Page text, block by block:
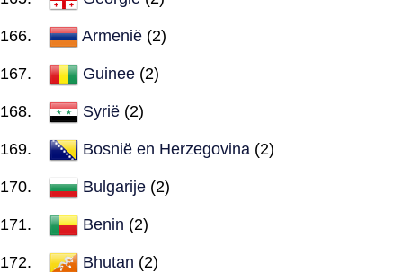
Armenië (2)
Guinee (2)
Syrië (2)
Bosnië en Herzegovina (2)
Bulgarije (2)
Benin (2)
Bhutan (2)